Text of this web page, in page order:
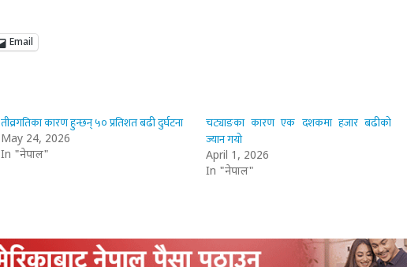
Email
तीव्रगतिका कारण हुन्छन् ५० प्रतिशत बढी दुर्घटना
May 24, 2026
In "नेपाल"
चट्याङका कारण एक दशकमा हजार बढीको
ज्यान गयो
April 1, 2026
In "नेपाल"